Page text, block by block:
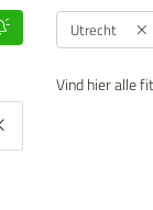
Utrecht
Vind hier alle